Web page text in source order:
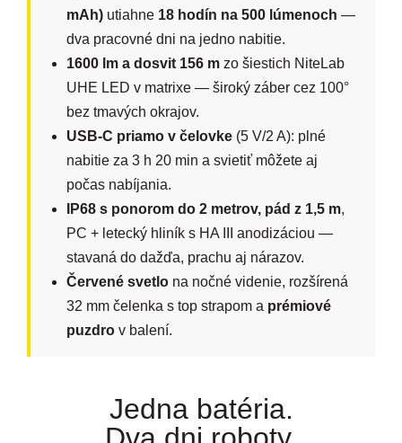
mAh) utiahne 18 hodín na 500 lúmenoch —
dva pracovné dni na jedno nabitie.
1600 lm a dosvit 156 m zo šiestich NiteLab
UHE LED v matrixe — široký záber cez 100°
bez tmavých okrajov.
USB-C priamo v čelovke (5 V/2 A): plné
nabitie za 3 h 20 min a svietiť môžete aj
počas nabíjania.
IP68 s ponorom do 2 metrov, pád z 1,5 m,
PC + letecký hliník s HA III anodizáciou —
stavaná do dažďa, prachu aj nárazov.
Červené svetlo na nočné videnie, rozšírená
32 mm čelenka s top strapom a prémiové
puzdro v balení.
Jedna batéria.